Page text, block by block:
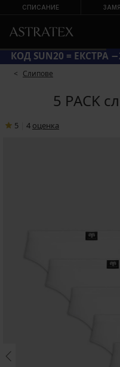
СПИСАНИЕ
КОД SUN20 =
Слипове
5 PACK
5 4 oценка